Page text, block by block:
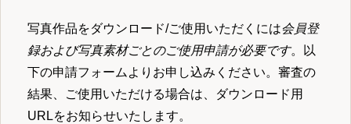
写真作品をダウンロード/ご使用いただくには会員登
録および写真素材ごとのご使用申請が必要です。以
下の申請フォームよりお申し込みください。審査の
結果、ご使用いただける場合は、ダウンロード用
URLをお知らせいたします。